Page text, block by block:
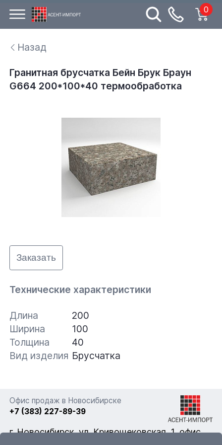
0
Назад
Гранитная брусчатка Бейн Брук Браун
G664 200*100*40 термообработка
Заказать
Технические характеристики
Длина
200
Ширина
100
Толщина
40
Вид изделия Брусчатка
Офис продаж в Новосибирске
+7 (383) 227-89-39
г. Новосибирск, ул. Кривощековская, 1, офис